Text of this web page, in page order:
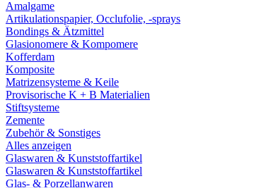
Amalgame
Artikulationspapier, Occlufolie, -sprays
Bondings & Ätzmittel
Glasionomere & Kompomere
Kofferdam
Komposite
Matrizensysteme & Keile
Provisorische K + B Materialien
Stiftsysteme
Zemente
Zubehör & Sonstiges
Alles anzeigen
Glaswaren & Kunststoffartikel
Glaswaren & Kunststoffartikel
Glas- & Porzellanwaren